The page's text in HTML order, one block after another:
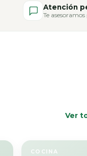
Atención
Te
Ver
COCINA